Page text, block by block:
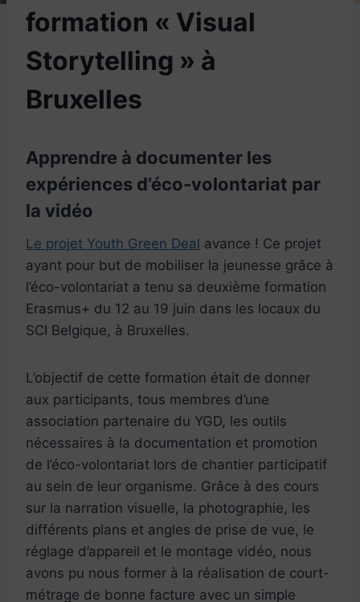
formation « Visual
Storytelling » à
Bruxelles
Apprendre à documenter les
expériences d’éco-volontariat par
la vidéo
Le projet Youth Green Deal avance ! Ce projet
ayant pour but de mobiliser la jeunesse grâce à
l’éco-volontariat a tenu sa deuxième formation
Erasmus+ du 12 au 19 juin dans les locaux du
SCI Belgique, à Bruxelles.
L’objectif de cette formation était de donner
aux participants, tous membres d’une
association partenaire du YGD, les outils
nécessaires à la documentation et promotion
de l’éco-volontariat lors de chantier participatif
au sein de leur organisme. Grâce à des cours
sur la narration visuelle, la photographie, les
différents plans et angles de prise de vue, le
réglage d’appareil et le montage vidéo, nous
avons pu nous former à la réalisation de court-
métrage de bonne facture avec un simple